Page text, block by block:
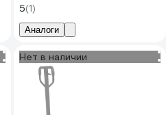
5(1)
Аналоги
Нет в наличии